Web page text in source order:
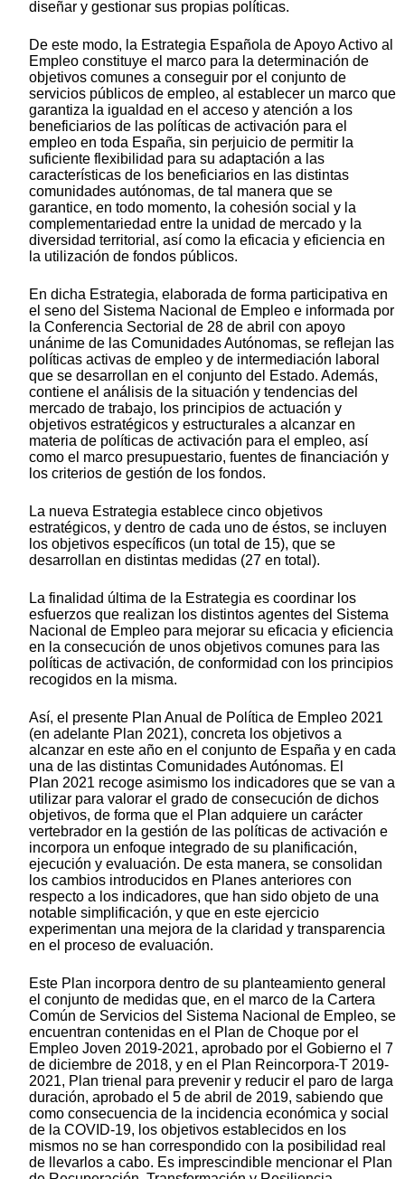
diseñar y gestionar sus propias políticas.
De este modo, la Estrategia Española de Apoyo Activo al
Empleo constituye el marco para la determinación de
objetivos comunes a conseguir por el conjunto de
servicios públicos de empleo, al establecer un marco que
garantiza la igualdad en el acceso y atención a los
beneficiarios de las políticas de activación para el
empleo en toda España, sin perjuicio de permitir la
suficiente flexibilidad para su adaptación a las
características de los beneficiarios en las distintas
comunidades autónomas, de tal manera que se
garantice, en todo momento, la cohesión social y la
complementariedad entre la unidad de mercado y la
diversidad territorial, así como la eficacia y eficiencia en
la utilización de fondos públicos.
En dicha Estrategia, elaborada de forma participativa en
el seno del Sistema Nacional de Empleo e informada por
la Conferencia Sectorial de 28 de abril con apoyo
unánime de las Comunidades Autónomas, se reflejan las
políticas activas de empleo y de intermediación laboral
que se desarrollan en el conjunto del Estado. Además,
contiene el análisis de la situación y tendencias del
mercado de trabajo, los principios de actuación y
objetivos estratégicos y estructurales a alcanzar en
materia de políticas de activación para el empleo, así
como el marco presupuestario, fuentes de financiación y
los criterios de gestión de los fondos.
La nueva Estrategia establece cinco objetivos
estratégicos, y dentro de cada uno de éstos, se incluyen
los objetivos específicos (un total de 15), que se
desarrollan en distintas medidas (27 en total).
La finalidad última de la Estrategia es coordinar los
esfuerzos que realizan los distintos agentes del Sistema
Nacional de Empleo para mejorar su eficacia y eficiencia
en la consecución de unos objetivos comunes para las
políticas de activación, de conformidad con los principios
recogidos en la misma.
Así, el presente Plan Anual de Política de Empleo 2021
(en adelante Plan 2021), concreta los objetivos a
alcanzar en este año en el conjunto de España y en cada
una de las distintas Comunidades Autónomas. El
Plan 2021 recoge asimismo los indicadores que se van a
utilizar para valorar el grado de consecución de dichos
objetivos, de forma que el Plan adquiere un carácter
vertebrador en la gestión de las políticas de activación e
incorpora un enfoque integrado de su planificación,
ejecución y evaluación. De esta manera, se consolidan
los cambios introducidos en Planes anteriores con
respecto a los indicadores, que han sido objeto de una
notable simplificación, y que en este ejercicio
experimentan una mejora de la claridad y transparencia
en el proceso de evaluación.
Este Plan incorpora dentro de su planteamiento general
el conjunto de medidas que, en el marco de la Cartera
Común de Servicios del Sistema Nacional de Empleo, se
encuentran contenidas en el Plan de Choque por el
Empleo Joven 2019-2021, aprobado por el Gobierno el 7
de diciembre de 2018, y en el Plan Reincorpora-T 2019-
2021, Plan trienal para prevenir y reducir el paro de larga
duración, aprobado el 5 de abril de 2019, sabiendo que
como consecuencia de la incidencia económica y social
de la COVID-19, los objetivos establecidos en los
mismos no se han correspondido con la posibilidad real
de llevarlos a cabo. Es imprescindible mencionar el Plan